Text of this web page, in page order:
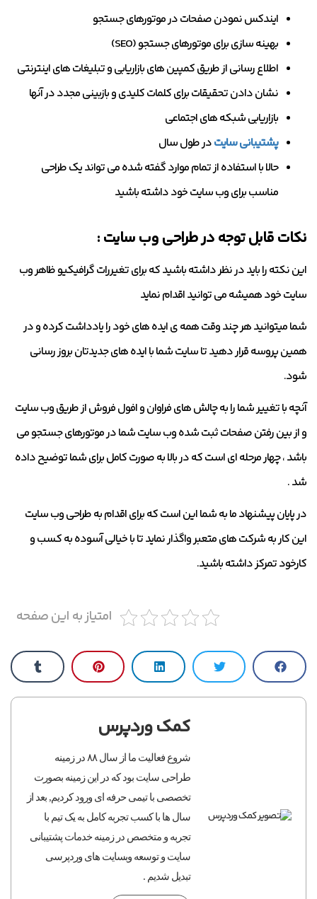
ایندکس نمودن صفحات در موتورهای جستجو
بهینه سازی برای موتورهای جستجو (SEO)
اطلاع رسانی از طریق کمپین های بازاریابی و تبلیغات های اینترنتی
نشان دادن تحقیقات برای کلمات کلیدی و بازبینی مجدد در آنها
بازاریابی شبکه های اجتماعی
پشتیبانی سایتدر طول سال
حالا با استفاده از تمام موارد گفته شده می تواند یک طراحی
مناسب برای وب سایت خود داشته باشید
نکات قابل توجه در طراحی وب سایت :
این نکته را باید در نظر داشته باشید که برای تغیررات گرافیکیو ظاهر وب
سایت خود همیشه می توانید اقدام نماید
شما میتوانید هر چند وقت همه ی ایده های خود را یادداشت کرده و در
همین پروسه قرار دهید تا سایت شما با ایده های جدیدتان بروز رسانی
شود.
آنچه با تغییر شما را به چالش های فراوان و افول فروش از طریق وب سایت
و از بین رفتن صفحات ثبت شده وب سایت شما در موتورهای جستجو می
باشد ، چهار مرحله ای است که در بالا به صورت کامل برای شما توضیح داده
شد .
در پایان پیشنهاد ما به شما این است که برای اقدام به طراحی وب سایت
این کار به شرکت های متعبر واگذار نماید تا با خیالی آسوده به کسب و
کارخود تمرکز داشته باشید.
امتیاز به این صفحه
کمک وردپرس
شروع فعالیت ما از سال ۸۸ در زمینه
طراحی سایت بود که در این زمینه بصورت
تخصصی با تیمی حرفه ای ورود کردیم, بعد از
سال ها با کسب تجربه کامل به یک تیم با
تجربه و متخصص در زمینه خدمات پشتیبانی
سایت و توسعه وبسایت های وردپرسی
تبدیل شدیم .